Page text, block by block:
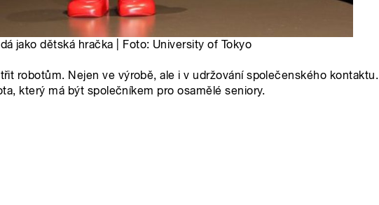
jako dětská hračka | Foto: University of Tokyo
robotům. Nejen ve výrobě, ale i v udržování společenského kontaktu.
který má být společníkem pro osamělé seniory.